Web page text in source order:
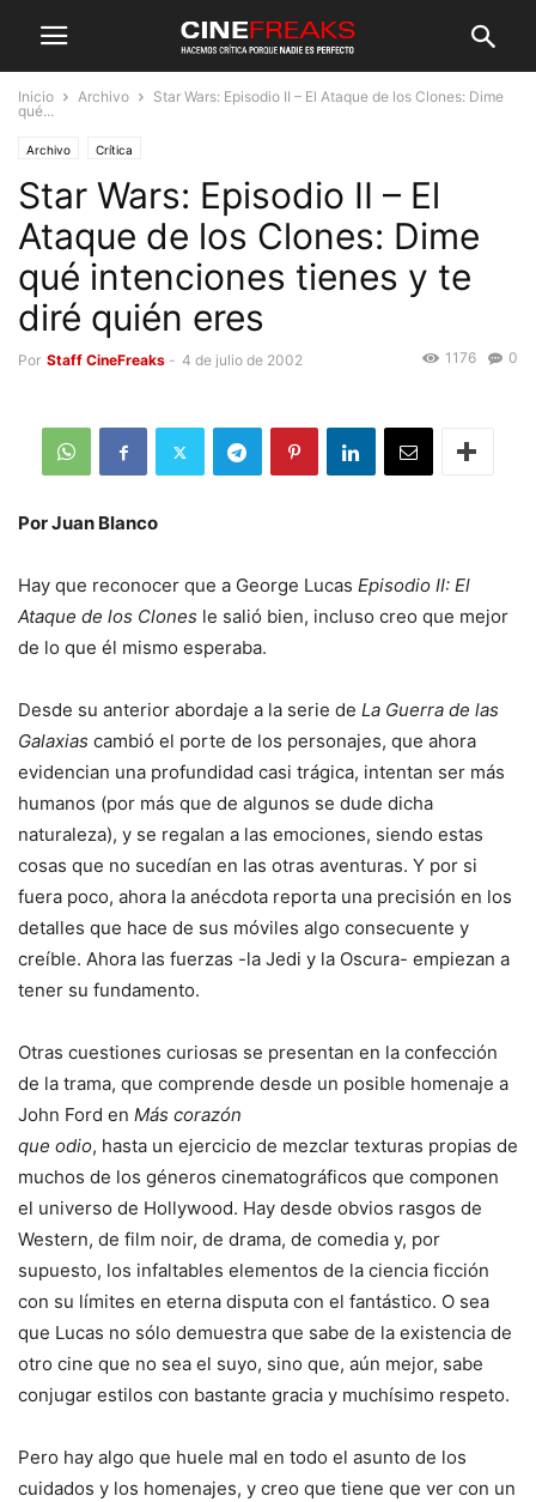
Inicio Archivo
Star Wars: Episodio II – El Ataque de los Clones: Dime
qué...
Archivo Crítica
Star Wars: Episodio II – El
Ataque de los Clones: Dime
qué intenciones tienes y te
diré quién eres
Por Staff CineFreaks - 4 de julio de 2002 0
1176
Por Juan Blanco
Hay que reconocer que a George Lucas Episodio II: El
Ataque de los Clones le salió bien, incluso creo que mejor
de lo que él mismo esperaba.
Desde su anterior abordaje a la serie de La Guerra de las
Galaxias cambió el porte de los personajes, que ahora
evidencian una profundidad casi trágica, intentan ser más
humanos (por más que de algunos se dude dicha
naturaleza), y se regalan a las emociones, siendo estas
cosas que no sucedían en las otras aventuras. Y por si
fuera poco, ahora la anécdota reporta una precisión en los
detalles que hace de sus móviles algo consecuente y
creíble. Ahora las fuerzas -la Jedi y la Oscura- empiezan a
tener su fundamento.
Otras cuestiones curiosas se presentan en la confección
de la trama, que comprende desde un posible homenaje a
John Ford en Más corazón
que odio, hasta un ejercicio de mezclar texturas propias de
muchos de los géneros cinematográficos que componen
el universo de Hollywood. Hay desde obvios rasgos de
Western, de film noir, de drama, de comedia y, por
supuesto, los infaltables elementos de la ciencia ficción
con su límites en eterna disputa con el fantástico. O sea
que Lucas no sólo demuestra que sabe de la existencia de
otro cine que no sea el suyo, sino que, aún mejor, sabe
conjugar estilos con bastante gracia y muchísimo respeto.
Pero hay algo que huele mal en todo el asunto de los
cuidados y los homenajes, y creo que tiene que ver con un